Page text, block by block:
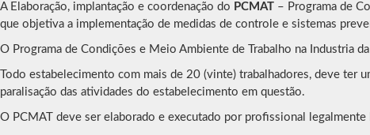
A Elaboração, implantação e coordenação do PCMAT – Programa de
que objetiva a implementação de medidas de controle e sistemas
O Programa de Condições e Meio Ambiente de Trabalho na Industria
Todo estabelecimento com mais de 20 (vinte) trabalhadores, deve ter
paralisação das atividades do estabelecimento em questão.
O PCMAT deve ser elaborado e executado por profissional legalmente